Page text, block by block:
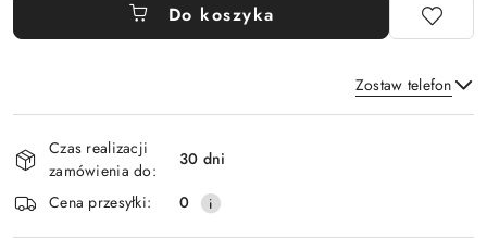
Do koszyka
Zostaw telefon
Dostępność
i
dostawa
Czas realizacji
zamówienia do:
30 dni
Cena przesyłki:
0